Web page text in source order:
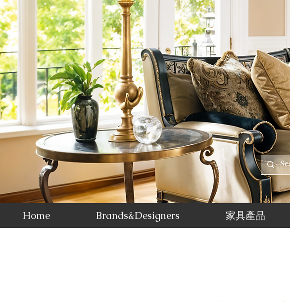
Home Brands&Designers 家具產品